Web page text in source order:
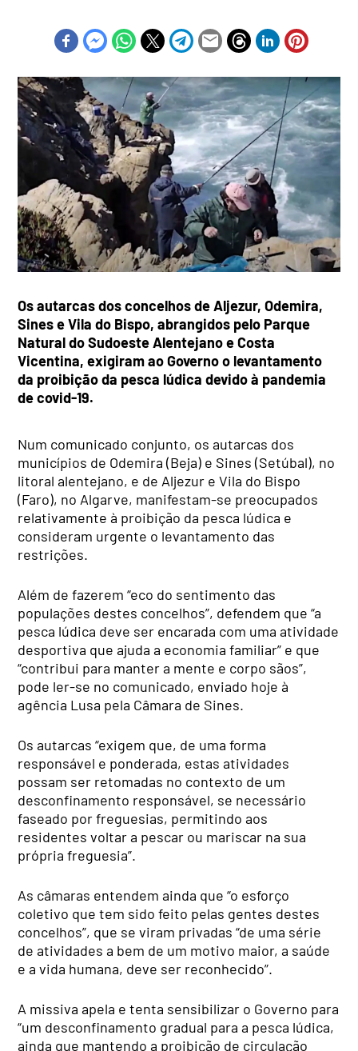
Os autarcas dos concelhos de Aljezur, Odemira,
Sines e Vila do Bispo, abrangidos pelo Parque
Natural do Sudoeste Alentejano e Costa
Vicentina, exigiram ao Governo o levantamento
da proibição da pesca lúdica devido à pandemia
de covid-19.
Num comunicado conjunto, os autarcas dos
municípios de Odemira (Beja) e Sines (Setúbal), no
litoral alentejano, e de Aljezur e Vila do Bispo
(Faro), no Algarve, manifestam-se preocupados
relativamente à proibição da pesca lúdica e
consideram urgente o levantamento das
restrições.
Além de fazerem “eco do sentimento das
populações destes concelhos”, defendem que “a
pesca lúdica deve ser encarada com uma atividade
desportiva que ajuda a economia familiar” e que
“contribui para manter a mente e corpo sãos”,
pode ler-se no comunicado, enviado hoje à
agência Lusa pela Câmara de Sines.
Os autarcas “exigem que, de uma forma
responsável e ponderada, estas atividades
possam ser retomadas no contexto de um
desconfinamento responsável, se necessário
faseado por freguesias, permitindo aos
residentes voltar a pescar ou mariscar na sua
própria freguesia”.
As câmaras entendem ainda que “o esforço
coletivo que tem sido feito pelas gentes destes
concelhos”, que se viram privadas “de uma série
de atividades a bem de um motivo maior, a saúde
e a vida humana, deve ser reconhecido”.
A missiva apela e tenta sensibilizar o Governo para
“um desconfinamento gradual para a pesca lúdica,
ainda que mantendo a proibição de circulação